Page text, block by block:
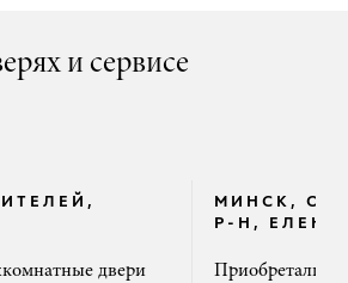
и сервисе
двери
МИНСК,
Р-Н, ЕЛЕНА
Приобретали